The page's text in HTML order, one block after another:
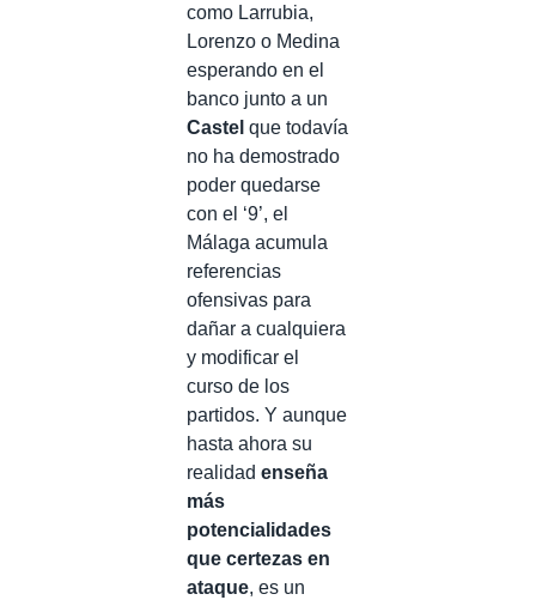
como Larrubia,
Lorenzo o Medina
esperando en el
banco junto a un
Castel que todavía
no ha demostrado
poder quedarse
con el ‘9’, el
Málaga acumula
referencias
ofensivas para
dañar a cualquiera
y modificar el
curso de los
partidos. Y aunque
hasta ahora su
realidad enseña
más
potencialidades
que certezas en
ataque, es un